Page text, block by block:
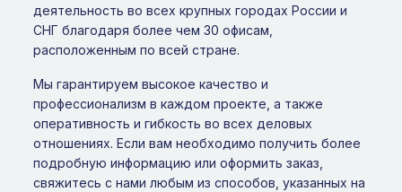
деятельность во всех крупных городах России и
СНГ благодаря более чем 30 офисам,
расположенным по всей стране.
Мы гарантируем высокое качество и
профессионализм в каждом проекте, а также
оперативность и гибкость во всех деловых
отношениях. Если вам необходимо получить более
подробную информацию или оформить заказ,
свяжитесь с нами любым из способов, указанных на